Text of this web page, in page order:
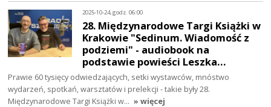
2025-10-24, godz. 06:00
28. Międzynarodowe Targi Książki w
Krakowie "Sedinum. Wiadomość z
podziemi" - audiobook na
podstawie powieści Leszka…
Prawie 60 tysięcy odwiedzających, setki wystawców, mnóstwo
wydarzeń, spotkań, warsztatów i prelekcji - takie były 28.
Międzynarodowe Targi Książki w… » więcej